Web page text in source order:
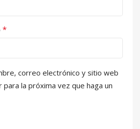
*
correo electrónico y sitio web
la próxima vez que haga un